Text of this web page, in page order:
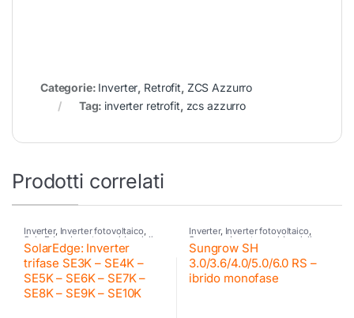
Categorie: Inverter, Retrofit, ZCS Azzurro
Tag: inverter retrofit, zcs azzurro
Prodotti correlati
Inverter, Inverter fotovoltaico,
SolarEdge Inverter residenziali
SE
SolarEdge: Inverter
trifase SE3K – SE4K –
SE5K – SE6K – SE7K –
SE8K – SE9K – SE10K
Inverter, Inverter fotovoltaico,
Sungrow Inverter residenziali
Sungrow,Inverter ibrido
Sungrow SH
3.0/3.6/4.0/5.0/6.0 RS –
ibrido monofase